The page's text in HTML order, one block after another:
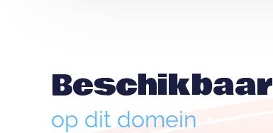
Beschikbaar
op dit domein